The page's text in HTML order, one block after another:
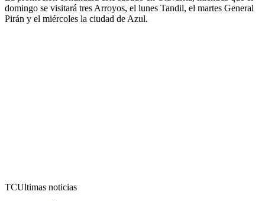
domingo se visitará tres Arroyos, el lunes Tandil, el martes General
Pirán y el miércoles la ciudad de Azul.
TCUltimas noticias